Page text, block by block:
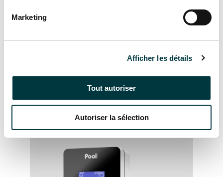
Marketing
Afficher les détails
Tout autoriser
Autoriser la sélection
Doseur chlore & contrôle
En savoir plus